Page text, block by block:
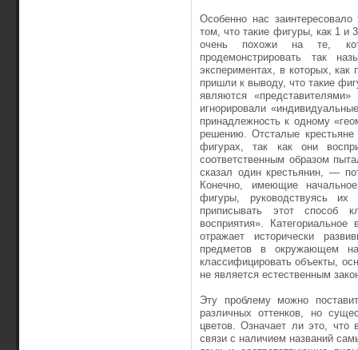
Особенно нас
том, что такие фигуры, как 1 и
очень похожи на те,
продемонстрировать так
экспериментах, в которых,
пришли к выводу, что такие
являются
игнорировали
принадлежность к одному
решению. Отсталые
фигурах, так как они
соответственным образом
сказал один крестьянин, —
Конечно, имеющие
фигуры, руководствуясь
приписывать этот способ
восприятия».
отражает исторически
предметов в окружающем
классифицировать объекты,
не является естественным
Эту проблему можно
различных оттенков, но
цветов. Означает ли это, что
связи с наличием названий